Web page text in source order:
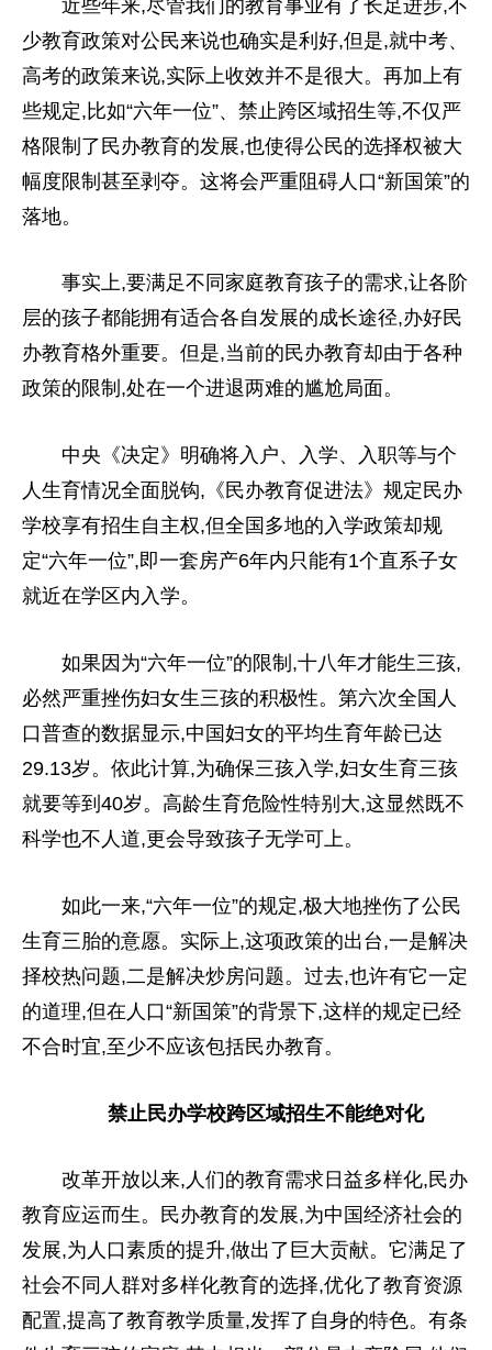
近些年来,尽管我们的教育事业有了长足进步,不
少教育政策对公民来说也确实是利好,但是,就中考、
高考的政策来说,实际上收效并不是很大。再加上有
些规定,比如“六年一位”、禁止跨区域招生等,不仅严
格限制了民办教育的发展,也使得公民的选择权被大
幅度限制甚至剥夺。这将会严重阻碍人口“新国策”的
落地。
事实上,要满足不同家庭教育孩子的需求,让各阶
层的孩子都能拥有适合各自发展的成长途径,办好民
办教育格外重要。但是,当前的民办教育却由于各种
政策的限制,处在一个进退两难的尴尬局面。
中央 《决定》明确将入户、入学、入职等与个
人生育情况全面脱钩,《民办教育促进法》规定民办
学校享有招生自主权,但全国多地的入学政策却规
定“六年一位”,即一套房产6年内只能有1个直系子女
就近在学区内入学。
如果因为“六年一位”的限制,十八年才能生三孩,
必然严重挫伤妇女生三孩的积极性。第六次全国人
口普查的数据显示,中国妇女的平均生育年龄已达
29.13岁。依此计算,为确保三孩入学,妇女生育三孩
就要等到40岁。高龄生育危险性特别大,这显然既不
科学也不人道,更会导致孩子无学可上。
如此一来,“六年一位”的规定,极大地挫伤了公民
生育三胎的意愿。实际上,这项政策的出台,一是解决
择校热问题,二是解决炒房问题。过去,也许有它一定
的道理,但在人口“新国策”的背景下,这样的规定已经
不合时宜,至少不应该包括民办教育。
禁止民办学校跨区域招生不能绝对化
改革开放以来,人们的教育需求日益多样化,民办
教育应运而生。民办教育的发展,为中国经济社会的
发展,为人口素质的提升,做出了巨大贡献。它满足了
社会不同人群对多样化教育的选择,优化了教育资源
配置,提高了教育教学质量,发挥了自身的特色。有条